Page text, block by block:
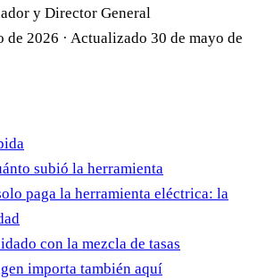
y Director General
de 2026 · Actualizado 30 de mayo de
subió la herramienta
paga la herramienta eléctrica: la
con la mezcla de tasas
importa también aquí